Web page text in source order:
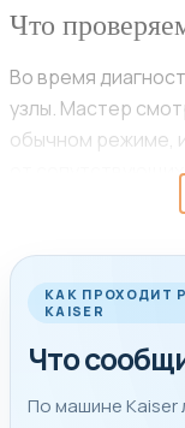
Что
Во время
узлы. Мастер
обычном режиме,
от
нормальной
работ, ремонт
Когда
узла, а не
КАК ПРОХОДИТ
KAISER
Что
По машине Kaiser